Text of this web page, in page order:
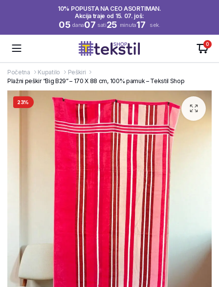
10% POPUSTA NA CEO ASORTIMAN.
Akcija traje od 15. 07. još:
05 dana07 sati25 minuta17 sek.
0
Početna Kupatilo
Peškiri
Plažni peškir “Big B29” – 170 X 88 cm, 100% pamuk – Tekstil Shop
23%